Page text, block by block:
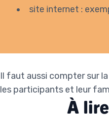
site internet :
Il faut aussi compter sur
les participants et leur
À